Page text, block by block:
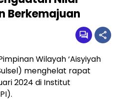
Berkemajuan
Wilayah ‘Aisyiyah
menghelat rapat
2024 di Institut